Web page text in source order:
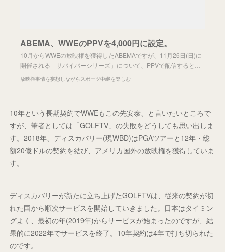
ABEMA、WWEのPPVを4,000円に設定。
10月からWWEの放映権を獲得したABEMAですが、11月26日(日)に
開催される「サバイバーシリーズ」について、PPVで配信すると…
放映権事情を妄想しながらスポーツ中継を楽しむ
10年という長期契約でWWEもこの先安泰、と言いたいところで
すが、筆者としては「GOLFTV」の失敗をどうしても思い出しま
す。2018年、ディスカバリー(現WBD)はPGAツアーと12年・総
額20億ドルの契約を結び、アメリカ国外の放映権を獲得していま
す。
ディスカバリーが新たに立ち上げたGOLFTVは、従来の契約が切
れた国から順次サービスを開始していきました。日本はタイミン
グよく、最初の年(2019年)からサービスが始まったのですが、結
果的に2022年でサービスを終了。10年契約は4年で打ち切られた
のです。